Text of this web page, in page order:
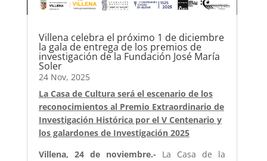
Villena celebra el próximo 1 de diciembre
la gala de entrega de los premios de
investigación de la Fundación José María
Soler
24 Nov, 2025
La Casa de Cultura será el escenario de los
reconocimientos al Premio Extraordinario de
Investigación Histórica por el V Centenario y
los galardones de Investigación 2025
Villena, 24 de noviembre.- La Casa de la